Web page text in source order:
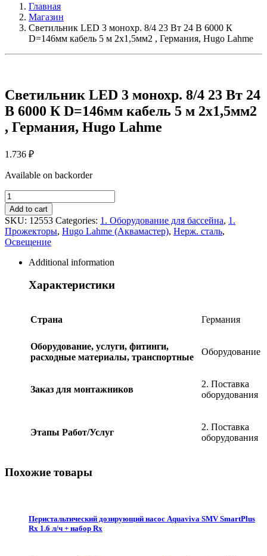
Главная
Магазин
Светильник LED 3 монохр. 8/4 23 Вт 24 В 6000 К
D=146мм кабель 5 м 2х1,5мм2 , Германия, Hugo Lahme
Светильник LED 3 монохр. 8/4 23 Вт 24
В 6000 К D=146мм кабель 5 м 2х1,5мм2
, Германия, Hugo Lahme
1.736 ₽
Available on backorder
Светильник
LED
3
монохр.
8/4
23
кабель
2х1,5мм2
Add to cart
SKU: 12553 Categories: 1. Оборудование для бассейна, 1.
Прожекторы, Hugo Lahme (Аквамастер), Нерж. сталь,
Освещение
Additional information
Характеристики
Страна Германия
Оборудование, услуги, фитинги,
расходные материалы, транспортные
Оборудование
Заказ для монтажников
2. Поставка
оборудования
Этапы Работ/Услуг
2. Поставка
оборудования
Похожие товары
Перистальтический дозирующий насос Aquaviva SMV SmartPlus
Rx 1.6 л/ч + набор Rx